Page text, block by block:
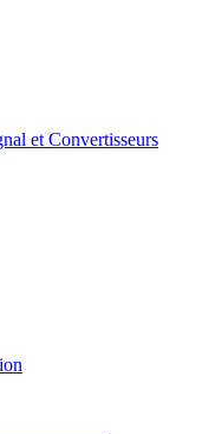
et Convertisseurs